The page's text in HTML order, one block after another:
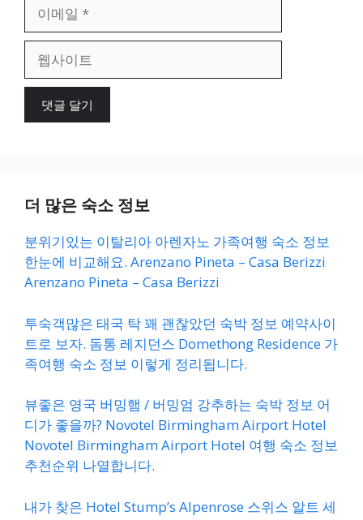
일
이
더 많은 숙소 정보
분위기있는 이탈리아 아렌자노 가족여행 숙소 정보
한눈에 비교해요. Arenzano Pineta – Casa Berizzi
Arenzano Pineta – Casa Berizzi
투숙객많은 태국 탁 꽤 괜찮았던 숙박 정보 예약사이
트로 보자. 돔통 레지던스 Domethong Residence 가
족여행 숙소 정보 이렇게 정리됩니다.
뷰좋은 영국 버밍햄 / 버밍엄 강추하는 숙박 정보 어
디가 좋을까? Novotel Birmingham Airport Hotel
Novotel Birmingham Airport Hotel 여행 숙소 정보
추천순위 나열합니다.
내가 찾은 Hotel Stump’s Alpenrose 스위스 알트 세